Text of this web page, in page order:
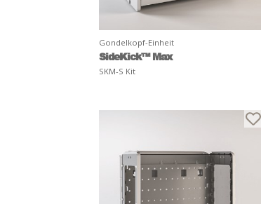
Gondelkopf-Einheit
SideKick™ Max
SKM-S Kit